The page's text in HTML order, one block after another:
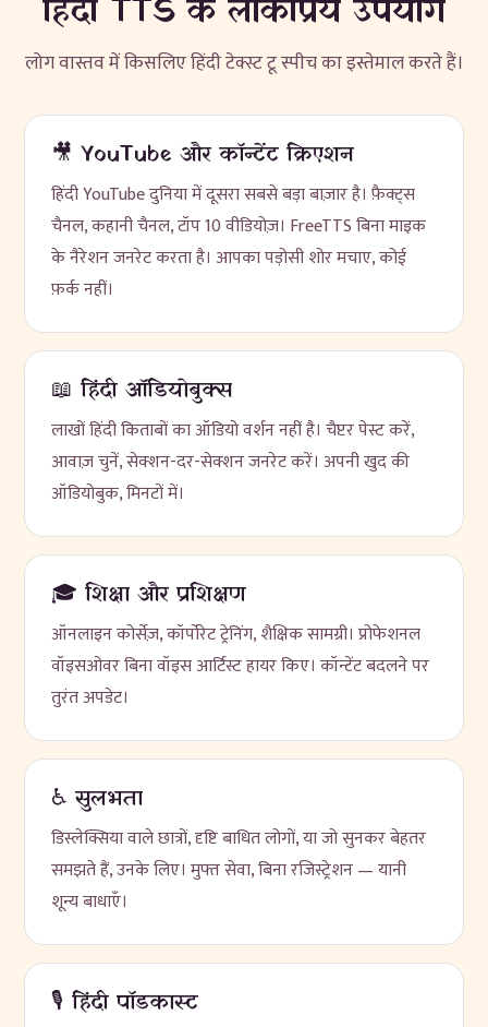
हिंदी TTS के लोकप्रिय उपयोग
लोग वास्तव में किसलिए हिंदी टेक्स्ट टू स्पीच का इस्तेमाल करते हैं।
🎥 YouTube और कॉन्टेंट क्रिएशन
हिंदी YouTube दुनिया में दूसरा सबसे बड़ा बाज़ार है। फ़ैक्ट्स
चैनल, कहानी चैनल, टॉप 10 वीडियोज़। FreeTTS बिना माइक
के नैरेशन जनरेट करता है। आपका पड़ोसी शोर मचाए, कोई
फ़र्क नहीं।
📖 हिंदी ऑडियोबुक्स
लाखों हिंदी किताबों का ऑडियो वर्शन नहीं है। चैप्टर पेस्ट करें,
आवाज़ चुनें, सेक्शन-दर-सेक्शन जनरेट करें। अपनी खुद की
ऑडियोबुक, मिनटों में।
🎓 शिक्षा और प्रशिक्षण
ऑनलाइन कोर्सेज़, कॉर्पोरेट ट्रेनिंग, शैक्षिक सामग्री। प्रोफेशनल
वॉइसओवर बिना वॉइस आर्टिस्ट हायर किए। कॉन्टेंट बदलने पर
तुरंत अपडेट।
♿ सुलभता
डिस्लेक्सिया वाले छात्रों, दृष्टि बाधित लोगों, या जो सुनकर बेहतर
समझते हैं, उनके लिए। मुफ्त सेवा, बिना रजिस्ट्रेशन — यानी
शून्य बाधाएँ।
🎙 हिंदी पॉडकास्ट